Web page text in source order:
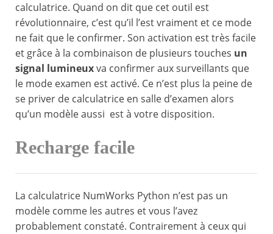
calculatrice. Quand on dit que cet outil est
révolutionnaire, c’est qu’il l’est vraiment et ce mode
ne fait que le confirmer. Son activation est très facile
et grâce à la combinaison de plusieurs touches un
signal lumineuxva confirmer aux surveillants que
le mode examen est activé. Ce n’est plus la peine de
se priver de calculatrice en salle d’examen alors
qu’un modèle aussi est à votre disposition.
Recharge facile
La calculatrice NumWorks Python n’est pas un
modèle comme les autres et vous l’avez
probablement constaté. Contrairement à ceux qui